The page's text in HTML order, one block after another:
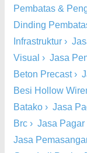
Pembatas &
Dinding
Infrastruktur ›
Visual › Jasa
Beton Precast›
Besi Hollow
Batako › Jasa
Brc › Jasa Pagar
Jasa